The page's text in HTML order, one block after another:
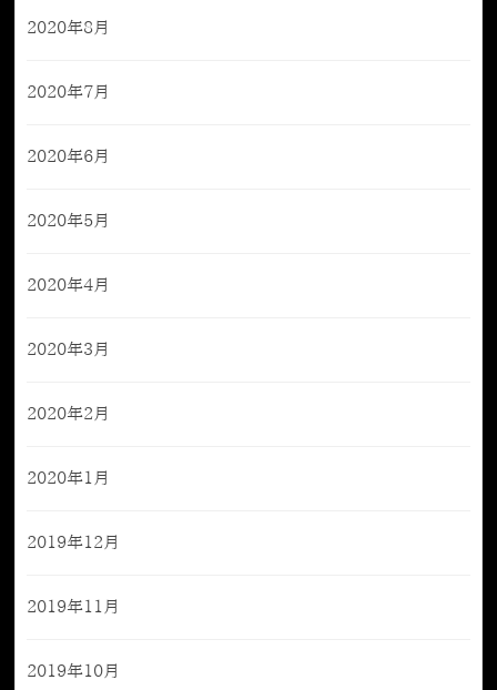
2020年8月
2020年7月
2020年6月
2020年5月
2020年4月
2020年3月
2020年2月
2020年1月
2019年12月
2019年11月
2019年10月